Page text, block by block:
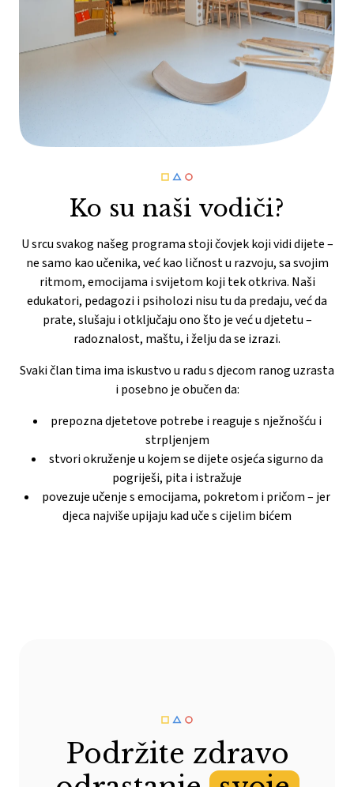
Ko su naši vodiči?
U srcu svakog našeg programa stoji čovjek koji vidi dijete –
ne samo kao učenika, već kao ličnost u razvoju, sa svojim
ritmom, emocijama i svijetom koji tek otkriva. Naši
edukatori, pedagozi i psiholozi nisu tu da predaju, već da
prate, slušaju i otključaju ono što je već u djetetu –
radoznalost, maštu, i želju da se izrazi.
Svaki član tima ima iskustvo u radu s djecom ranog uzrasta
i posebno je obučen da:
prepozna djetetove potrebe i reaguje s nježnošću i
strpljenjem
stvori okruženje u kojem se dijete osjeća sigurno da
pogriješi, pita i istražuje
povezuje učenje s emocijama, pokretom i pričom – jer
djeca najviše upijaju kad uče s cijelim bićem
Podržite zdravo